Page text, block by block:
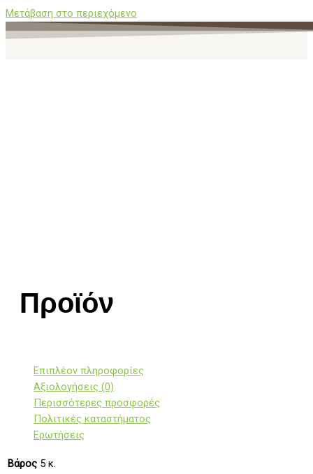
Μετάβαση στο περιεχόμενο
Προϊόν
Επιπλέον πληροφορίες
Αξιολογήσεις (0)
Περισσότερες προσφορές
Πολιτικές καταστήματος
Ερωτήσεις
Βάρος 5 κ.